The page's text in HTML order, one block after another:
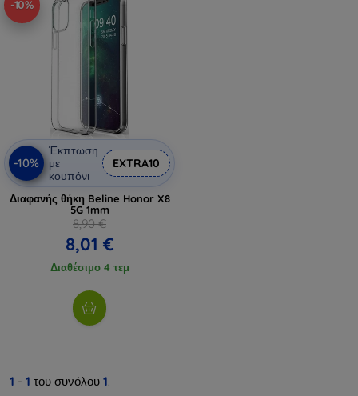
-10%
-10%
Έκπτωση
με
κουπόνι
EXTRA10
Διαφανής θήκη Beline Honor X8
5G 1mm
8,90 €
8,01 €
Διαθέσιμο 4 τεμ
1 - 1 του συνόλου 1.